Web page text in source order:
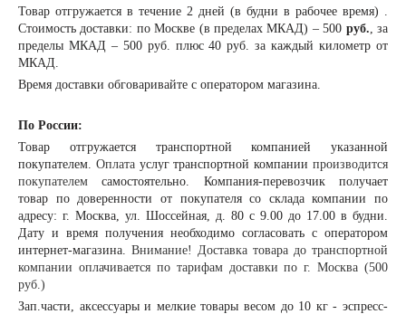
Товар отгружается в течение 2 дней (в будни в рабочее время) .
Стоимость доставки: по Москве (в пределах МКАД) – 500 руб., за
пределы МКАД – 500 руб. плюс 40 руб. за каждый километр от
МКАД.
Время доставки обговаривайте с оператором магазина.
По России:
Товар отгружается транспортной компанией указанной
покупателем. Оплатауслуг транспортной компаниипроизводится
покупателем самостоятельно. Компания-перевозчик получает
товар по доверенности от покупателя со склада компании по
адресу: г. Москва, ул. Шоссейная, д. 80 с 9.00 до 17.00 в будни.
Дату и время получения необходимо согласовать с оператором
интернет-магазина. Внимание! Доставка товара до транспортной
компании оплачивается по тарифам доставки по г. Москва (500
руб.)
Зап.части, аксессуары и мелкие товары весом до 10 кг - эспресс-